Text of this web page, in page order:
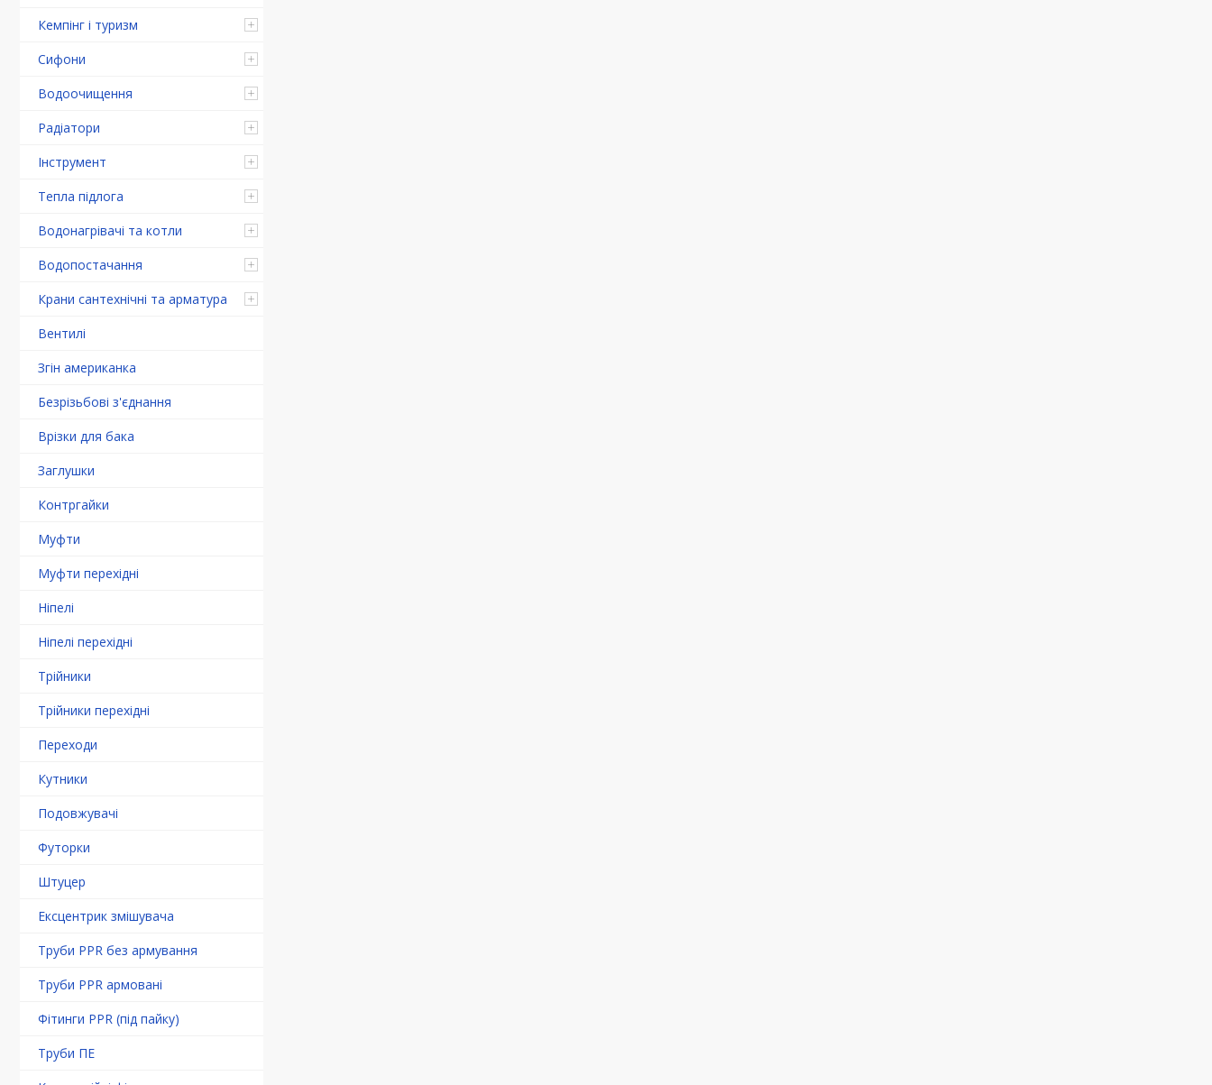
Кемпінг і туризм
Сифони
Водоочищення
Радіатори
Інструмент
Тепла підлога
Водонагрівачі та котли
Водопостачання
Крани сантехнічні та арматура
Вентилі
Згін американка
Безрізьбові з'єднання
Врізки для бака
Заглушки
Контргайки
Муфти
Муфти перехідні
Ніпелі
Ніпелі перехідні
Трійники
Трійники перехідні
Переходи
Кутники
Подовжувачі
Футорки
Штуцер
Ексцентрик змішувача
Труби PPR без армування
Труби PPR армовані
Фітинги PPR (під пайку)
Труби ПЕ